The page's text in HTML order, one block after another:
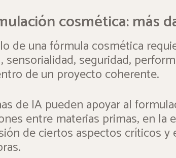
cosmética: más
de una fórmula cosmética
sensorialidad, seguridad,
de un proyecto coherente.
de IA pueden apoyar al
entre materias primas, en la
de ciertos aspectos críticos